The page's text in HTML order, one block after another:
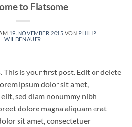
to Flatsome
19. NOVEMBER 2015 VON PHILIP
WILDENAUER
This is your first post. Edit or delete
ipsum dolor sit amet,
sed diam nonummy nibh
dolore magna aliquam erat
sit amet, consectetuer